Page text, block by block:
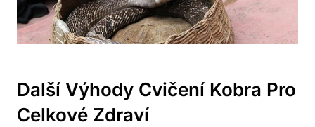
Další Výhody Cvičení Kobra Pro
Celkové Zdraví